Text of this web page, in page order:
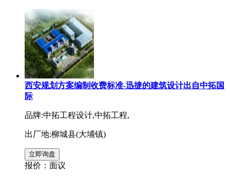
西安规划方案编制收费标准-迅捷的建筑设计出自中拓国
际
品牌:中拓工程设计,中拓工程,
出厂地:柳城县(大埔镇)
报价： 面议